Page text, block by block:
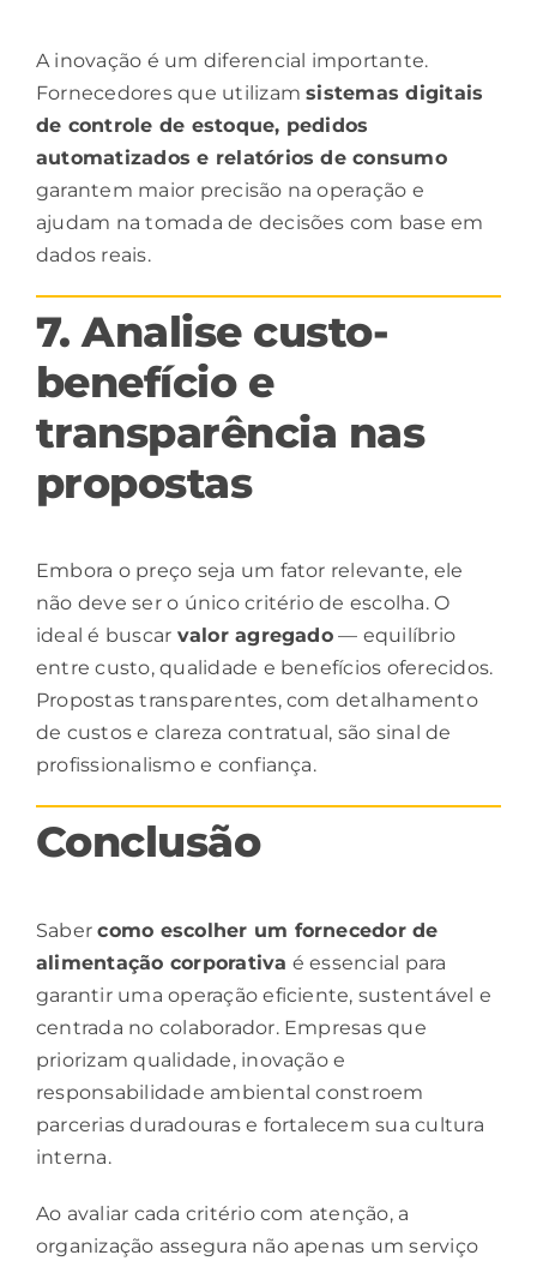
A inovação é um diferencial importante.
Fornecedores que utilizamsistemasdigitais
de controle de estoque, pedidos
automatizados e relatórios de consumo
garantem maior precisão na operação e
ajudam na tomada de decisões com base em
dados reais.
7. Analise custo-
benefício e
transparência nas
propostas
Embora o preço seja um fator relevante, ele
não deve ser o único critério de escolha. O
ideal é buscar valor agregado— equilíbrio
entre custo, qualidade e benefícios oferecidos.
Propostas transparentes, com detalhamento
de custos e clareza contratual, são sinal de
profissionalismo e confiança.
Conclusão
Sabercomo escolher um fornecedor de
alimentação corporativa é essencial para
garantir uma operação eficiente, sustentável e
centrada no colaborador. Empresas que
priorizam qualidade, inovação e
responsabilidade ambiental constroem
parcerias duradouras e fortalecem sua cultura
interna.
Ao avaliar cada critério com atenção, a
organização assegura não apenas um serviço